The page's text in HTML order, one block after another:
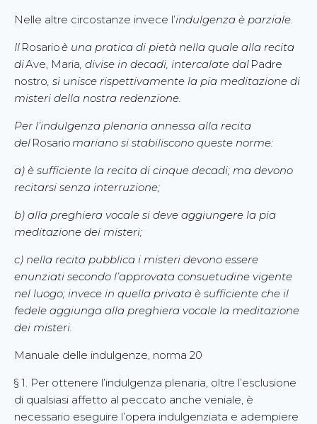
Nelle altre circostanze invece l’indulgenza è parziale.
Il Rosarioè una pratica di pietà nella quale alla recita
diAve, Maria, divise in decadi, intercalate dal Padre
nostro, si unisce rispettivamente la pia meditazione di
misteri della nostra redenzione.
Per l’indulgenza plenaria annessa alla recita
del Rosariomariano si stabiliscono queste norme:
a) è sufficiente la recita di cinque decadi; ma devono
recitarsi senza interruzione;
b) alla preghiera vocale si deve aggiungere la pia
meditazione dei misteri;
c) nella recita pubblica i misteri devono essere
enunziati secondo l’approvata consuetudine vigente
nel luogo; invece in quella privata è sufficiente che il
fedele aggiunga alla preghiera vocale la meditazione
dei misteri.
Manuale delle indulgenze, norma 20
§ 1. Per ottenere l’indulgenza plenaria, oltre l’esclusione
di qualsiasi affetto al peccato anche veniale, è
necessario eseguire l’opera indulgenziata e adempiere